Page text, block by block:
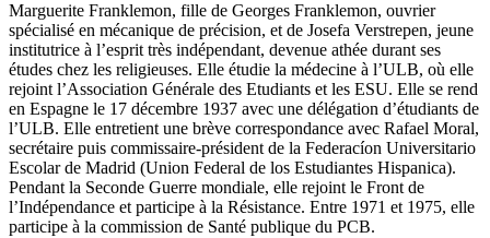
Marguerite Franklemon, fille de Georges Franklemon, ouvrier
spécialisé en mécanique de précision, et de Josefa Verstrepen, jeune
institutrice à l’esprit très indépendant, devenue athée durant ses
études chez les religieuses. Elle étudie la médecine à l’ULB, où elle
rejoint l’Association Générale des Etudiants et les ESU. Elle se rend
en Espagne le 17 décembre 1937 avec une délégation d’étudiants de
l’ULB. Elle entretient une brève correspondance avec Rafael Moral,
secrétaire puis commissaire-président de la Federacíon Universitario
Escolar de Madrid (Union Federal de los Estudiantes Hispanica).
Pendant la Seconde Guerre mondiale, elle rejoint le Front de
l’Indépendance et participe à la Résistance. Entre 1971 et 1975, elle
participe à la commission de Santé publique du PCB.